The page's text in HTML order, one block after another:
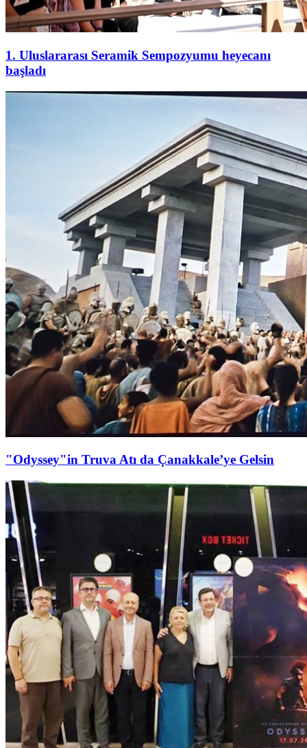
1. Uluslararası Seramik Sempozyumu heyecanı
başladı
"Odyssey"in Truva Atı da Çanakkale’ye Gelsin